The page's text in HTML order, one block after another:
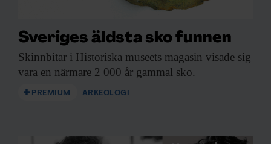
Sveriges äldsta sko funnen
Skinnbitar i Historiska museets magasin visade sig
vara en närmare 2 000 år gammal sko.
PREMIUM ARKEOLOGI